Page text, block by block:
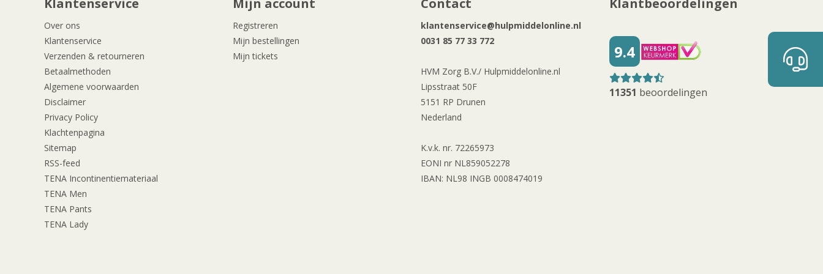
Klantenservice
Over ons
Klantenservice
Verzenden & retourneren
Betaalmethoden
Algemene voorwaarden
Disclaimer
Privacy Policy
Klachtenpagina
Sitemap
RSS-feed
TENA Incontinentiemateriaal
TENA Men
TENA Pants
TENA Lady
Mijn account
Registreren
Mijn bestellingen
Mijn tickets
Contact
klantenservice@hulpmiddelonline.nl
0031 85 77 33 772
HVM Zorg B.V./ Hulpmiddelonline.nl
Lipsstraat 50F
5151 RP Drunen
Nederland
K.v.k. nr. 72265973
EONI nr NL859052278
IBAN: NL98 INGB 0008474019
Klantbeoordelingen
9.4
11351 beoordelingen